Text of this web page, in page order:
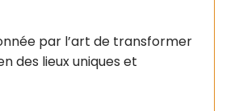
par l’art de transformer
des lieux uniques et